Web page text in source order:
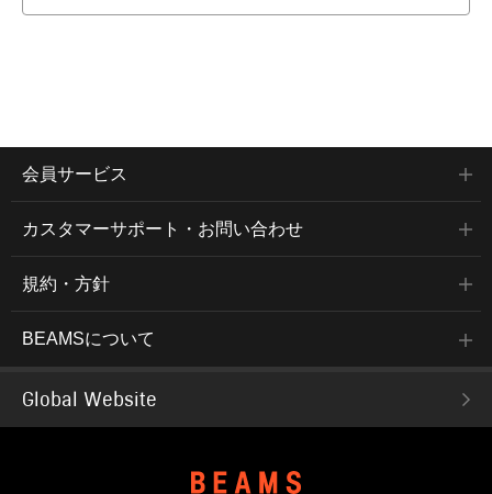
会員サービス
カスタマーサポート・お問い合わせ
規約・方針
BEAMSについて
Global Website